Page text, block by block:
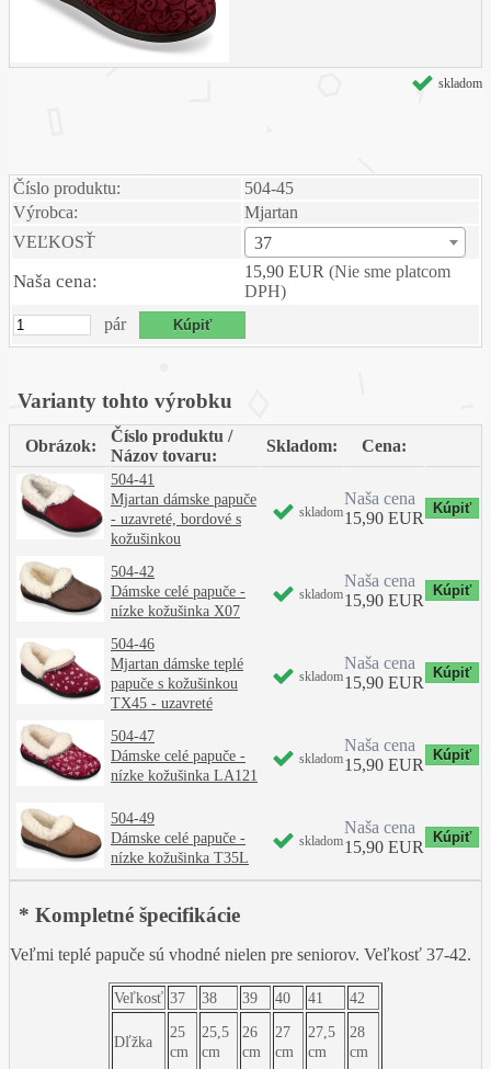
skladom
Číslo produktu:
504-45
Výrobca:
Mjartan
VEĽKOSŤ
37
Naša cena: 15,90 EUR (Nie sme platcom
DPH)
pár
Varianty tohto výrobku
Obrázok:
Číslo produktu /
Názov tovaru:
Skladom: Cena:
504-41
Mjartan dámske papuče
- uzavreté, bordové s
kožušinkou
skladom
Naša cena
15,90 EUR
504-42
Dámske celé papuče -
nízke kožušinka X07
skladom
Naša cena
15,90 EUR
504-46
Mjartan dámske teplé
papuče s kožušinkou
TX45 - uzavreté
skladom
Naša cena
15,90 EUR
504-47
Dámske celé papuče -
nízke kožušinka LA121
skladom
Naša cena
15,90 EUR
504-49
Dámske celé papuče -
nízke kožušinka T35L
skladom
Naša cena
15,90 EUR
* Kompletné špecifikácie
Veľmi teplé papuče sú vhodné nielen pre seniorov. Veľkosť 37-42.
Veľkosť 37 38 39 40 41 42
Dľžka
25
cm
25,5
cm
26
cm
27
cm
27,5
cm
28
cm